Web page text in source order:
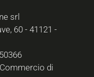
srl
60 - 41121 -
di